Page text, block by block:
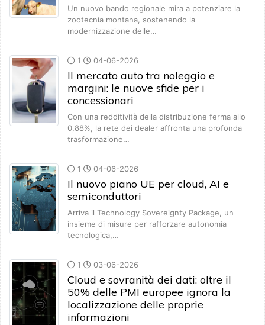
Un nuovo bando regionale mira a potenziare la
zootecnia montana, sostenendo la
modernizzazione delle…
1 04-06-2026
Il mercato auto tra noleggio e
margini: le nuove sfide per i
concessionari
Con una redditività della distribuzione ferma allo
0,88%, la rete dei dealer affronta una profonda
trasformazione…
1 04-06-2026
Il nuovo piano UE per cloud, AI e
semiconduttori
Arriva il Technology Sovereignty Package, un
insieme di misure per rafforzare autonomia
tecnologica,…
1 03-06-2026
Cloud e sovranità dei dati: oltre il
50% delle PMI europee ignora la
localizzazione delle proprie
informazioni